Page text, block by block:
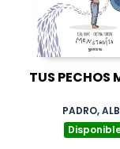
TUS PECHOS
PADRO,